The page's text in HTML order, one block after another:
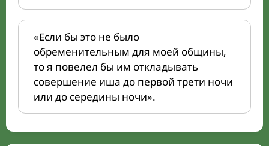
«Если бы это не было
обременительным для моей общины,
то я повелел бы им откладывать
совершение иша до первой трети ночи
или до середины ночи».